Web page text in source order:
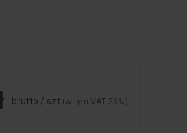
brutto / szt.(w tym VAT 23%)